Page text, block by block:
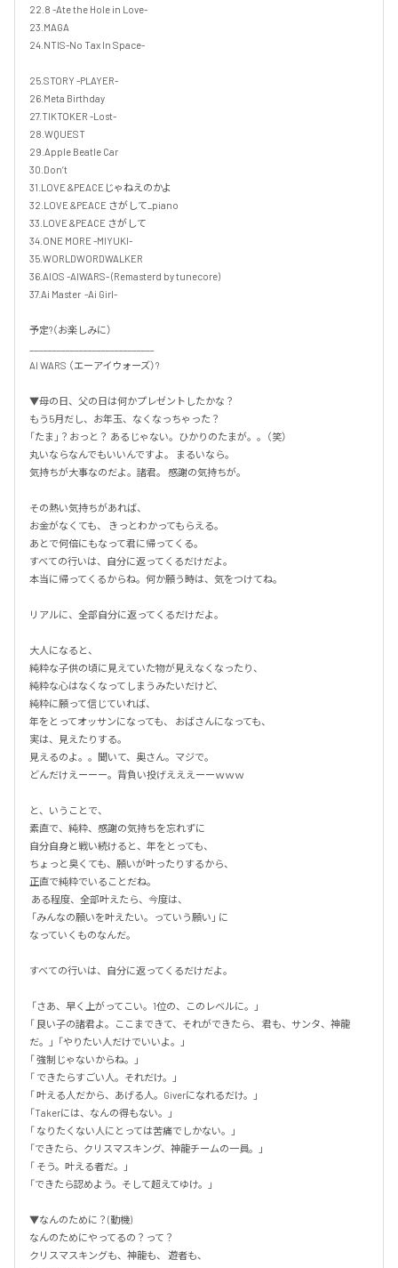
22.8 -Ate the Hole in Love-
23.MAGA
24.NTIS-No Tax In Space-
25.STORY -PLAYER-
26.Meta Birthday
27.TIKTOKER -Lost-
28.WQUEST
29.Apple Beatle Car
30.Don’t
31.LOVE &PEACEじゃねえのかよ
32.LOVE &PEACE さがして_piano
33.LOVE &PEACE さがして
34.ONE MORE -MIYUKI-
35.WORLDWORDWALKER
36.AIOS -AIWARS- (Remasterd by tunecore)
37.Ai Master  -Ai Girl-
予定?（お楽しみに）
AI WARS （エーアイウォーズ）?
▼母の日、父の日は何かプレゼントしたかな？
もう5月だし、お年玉、なくなっちゃった？
「たま」？おっと？ あるじゃない。ひかりのたまが。。（笑）
丸いならなんでもいいんですよ。 まるいなら。
気持ちが大事なのだよ。諸君。 感謝の気持ちが。
その熱い気持ちがあれば、
お金がなくても、 きっとわかってもらえる。
あとで何倍にもなって君に帰ってくる。
すべての行いは、自分に返ってくるだけだよ。
本当に帰ってくるからね。何か願う時は、気をつけてね。
リアルに、全部自分に返ってくるだけだよ。
大人になると、
純粋な子供の頃に見えていた物が見えなくなったり、
純粋な心はなくなってしまうみたいだけど、
純粋に願って信じていれば、
年をとってオッサンになっても、 おばさんになっても、
実は、見えたりする。
見えるのよ。。聞いて、奥さん。マジで。
どんだけえーーー。背負い投げえええーーｗｗｗ
と、いうことで、
素直で、純粋、感謝の気持ちを忘れずに
自分自身と戦い続けると、年をとっても、
ちょっと臭くても、願いが叶ったりするから、
正直で純粋でいることだね。
なっていくものなんだ。
すべての行いは、自分に返ってくるだけだよ。
「 良い子の諸君よ。ここまできて、それができたら、 君も、サンタ、神龍
だ。」  「やりたい人だけでいいよ。」
「 強制じゃないからね。」
「 できたらすごい人。それだけ。」
「 叶える人だから、あげる人。Giverになれるだけ。」
「Takerには、なんの得もない。」
「 なりたくない人にとっては苦痛でしかない。」
「できたら、クリスマスキング、神龍チームの一員。」
「 そう。叶える者だ。」
「できたら認めよう。そして超えてゆけ。」
▼なんのために？(動機)
なんのためにやってるの？って？
クリスマスキングも、神龍も、 遊者も、